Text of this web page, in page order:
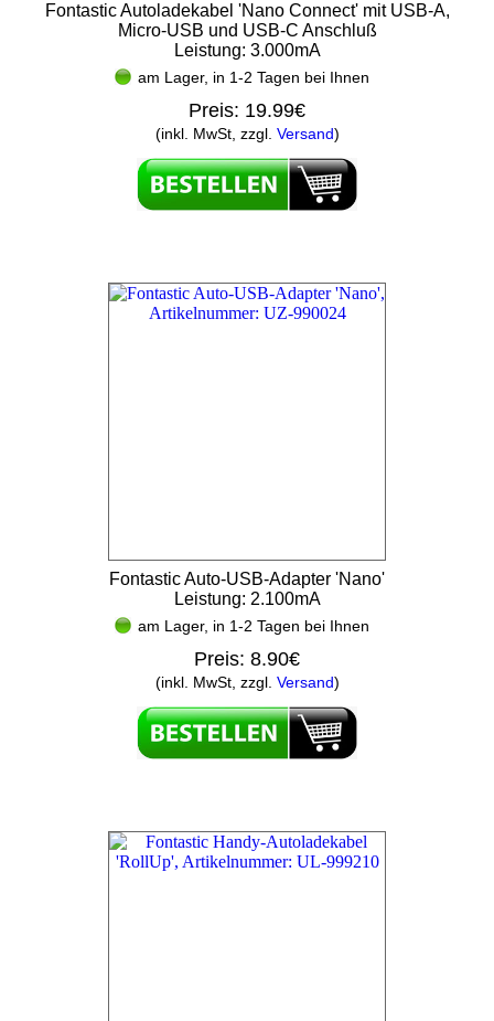
Fontastic Autoladekabel 'Nano Connect' mit USB-A,
Micro-USB und USB-C Anschluß
Leistung: 3.000mA
am Lager, in 1-2 Tagen bei Ihnen
Preis: 19.99€
(inkl. MwSt, zzgl. Versand)
Fontastic Auto-USB-Adapter 'Nano'
Leistung: 2.100mA
am Lager, in 1-2 Tagen bei Ihnen
Preis: 8.90€
(inkl. MwSt, zzgl. Versand)